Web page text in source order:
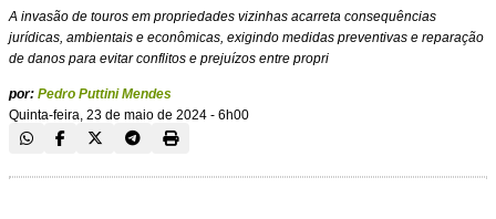
A invasão de touros em propriedades vizinhas acarreta consequências
jurídicas, ambientais e econômicas, exigindo medidas preventivas e reparação
de danos para evitar conflitos e prejuízos entre propri
por: Pedro Puttini Mendes
Quinta-feira, 23 de maio de 2024 - 6h00